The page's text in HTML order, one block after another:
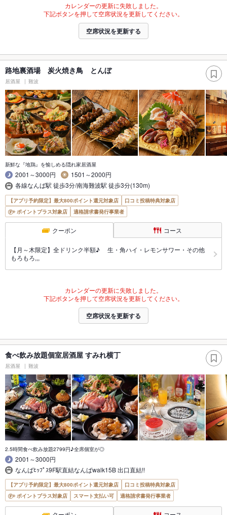
カレンダーの更新に失敗しました。
下記ボタンを押して空席状況を更新してください。
空席状況を更新する
路地裏酒場 炭火焼き鳥 とんぼ
居酒屋 難波
新鮮な『地鶏』を愉しめる隠れ家居酒屋
2001～3000円
1501～2000円
各線なんば駅 徒歩3分/南海難波駅 徒歩3分(130m)
【アプリ予約限定】最大800ポイント還元対象店
口コミ投稿特典対象店
ポイントプラス対象店
適格請求書発行事業者
クーポン コース
【月～木限定】全ドリンク半額♪ 生・角ハイ・レモンサワー・その他
もろもろ,,,
カレンダーの更新に失敗しました。
下記ボタンを押して空席状況を更新してください。
空席状況を更新する
食べ飲み放題個室居酒屋 すみれ横丁
居酒屋 難波
2.5時間食べ飲み放題2799円♪全席個室が◎
2001～3000円
なんばﾋｯﾌﾟｽ9F駅直結なんばwalk15B 出口直結!!
【アプリ予約限定】最大800ポイント還元対象店
口コミ投稿特典対象店
ポイントプラス対象店
スマート支払い可 適格請求書発行事業者